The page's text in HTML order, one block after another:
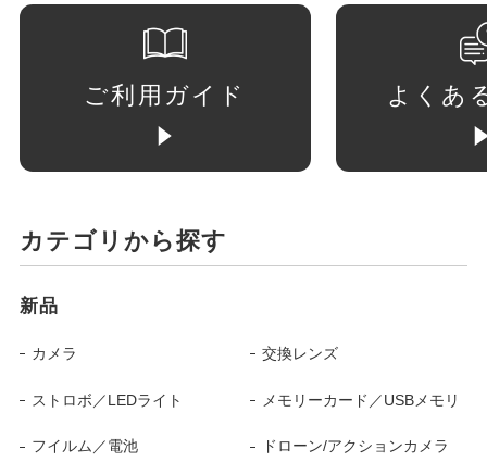
ご利用ガイド よくあ
カテゴリから探す
新品
カメラ 交換レンズ
ストロボ／LEDライト メモリーカード／USBメモリ
フイルム／電池 ドローン/アクションカメラ